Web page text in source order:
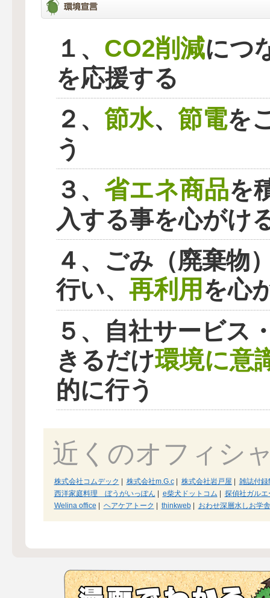
１、 CO2削減につ
を応援する
２、 節水、 節電を
う
３、 省エネ商品を
入する事を心がけ
４、ごみ（廃棄物
行い、 再利用を心
５、自社サービス
きるだけ環境に意
的に行う
近くのオフィシ
株式会社コムデック 株式会社m.G.c| 株式会社岩戸屋
雑誌付録
西洋家庭料理 ぼうがいっぽん
e柴犬ドットコム
探偵社ガル
Welina office
ヘアケアトーク thinkweb| おわせ深層水しお学